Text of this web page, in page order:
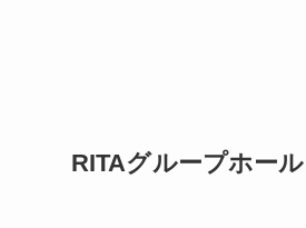
RITAグループホー